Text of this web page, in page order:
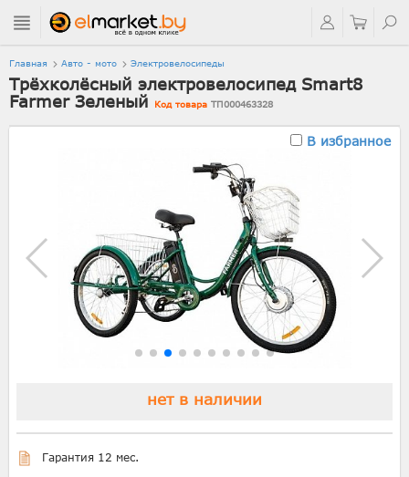
Главная Авто - мото Электровелосипеды
Трёхколёсный электровелосипед Smart8
Farmer Зеленый
Код товара ТП000463328
В избранное
нет в наличии
Гарантия 12 мес.